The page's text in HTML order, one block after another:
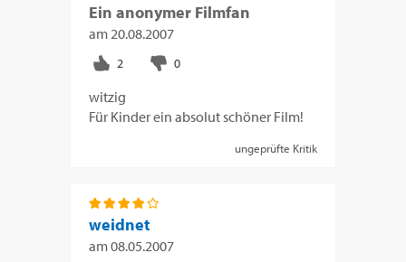
Ein anonymer Filmfan
am 20.08.2007
witzig
Für Kinder ein absolut schöner Film!
ungeprüfte Kritik
weidnet
am08.05.2007